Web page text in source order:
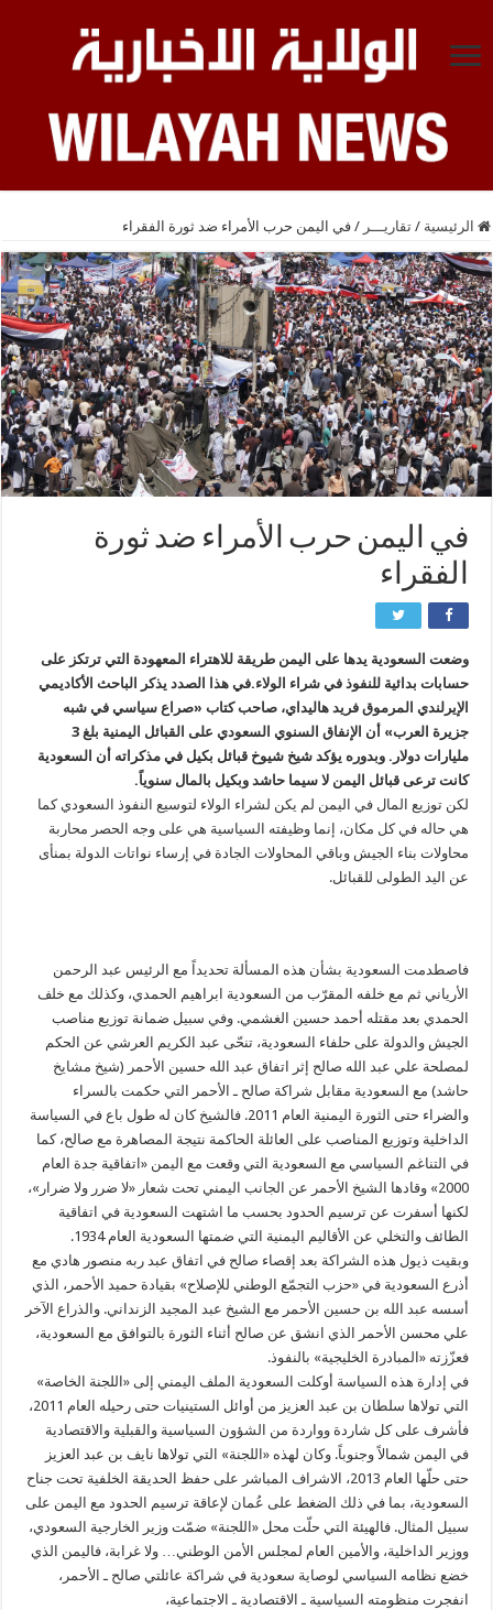
الرئيسية / تقاريـــر / في اليمن حرب الأمراء ضد ثورة الفقراء
في اليمن حرب الأمراء ضد ثورة
الفقراء
وضعت السعودية يدها على اليمن طريقة للاهتراء المعهودة التي ترتكز على
حسابات بدائية للنفوذ في شراء الولاء.في هذا الصدد يذكر الباحث الأكاديمي
الإيرلندي المرموق فريد هاليداي، صاحب كتاب «صراع سياسي في شبه
جزيرة العرب» أن الإنفاق السنوي السعودي على القبائل اليمنية بلغ 3
مليارات دولار. وبدوره يؤكد شيخ شيوخ قبائل بكيل في مذكراته أن السعودية
كانت ترعى قبائل اليمن لا سيما حاشد وبكيل بالمال سنوياً.
لكن توزيع المال في اليمن لم يكن لشراء الولاء لتوسيع النفوذ السعودي كما
هي حاله في كل مكان، إنما وظيفته السياسية هي على وجه الحصر محاربة
محاولات بناء الجيش وباقي المحاولات الجادة في إرساء نواتات الدولة بمنأى
عن اليد الطولى للقبائل.
فاصطدمت السعودية بشأن هذه المسألة تحديداً مع الرئيس عبد الرحمن
الأرياني ثم مع خلفه المقرّب من السعودية ابراهيم الحمدي، وكذلك مع خلف
الحمدي بعد مقتله أحمد حسين الغشمي. وفي سبيل ضمانة توزيع مناصب
الجيش والدولة على حلفاء السعودية، تنحّى عبد الكريم العرشي عن الحكم
لمصلحة علي عبد الله صالح إثر اتفاق عبد الله حسين الأحمر (شيخ مشايخ
حاشد) مع السعودية مقابل شراكة صالح ـ الأحمر التي حكمت بالسراء
والضراء حتى الثورة اليمنية العام 2011. فالشيخ كان له طول باع في السياسة
الداخلية وتوزيع المناصب على العائلة الحاكمة نتيجة المصاهرة مع صالح، كما
في التناغم السياسي مع السعودية التي وقعت مع اليمن «اتفاقية جدة العام
2000» وقادها الشيخ الأحمر عن الجانب اليمني تحت شعار «لا ضرر ولا ضرار»،
لكنها أسفرت عن ترسيم الحدود بحسب ما اشتهت السعودية في اتفاقية
الطائف والتخلي عن الأقاليم اليمنية التي ضمتها السعودية العام 1934.
وبقيت ذيول هذه الشراكة بعد إقصاء صالح في اتفاق عبد ربه منصور هادي مع
أذرع السعودية في «حزب التجمّع الوطني للإصلاح» بقيادة حميد الأحمر، الذي
أسسه عبد الله بن حسين الأحمر مع الشيخ عبد المجيد الزنداني. والذراع الآخر
علي محسن الأحمر الذي انشق عن صالح أثناء الثورة بالتوافق مع السعودية،
فعزّزته «المبادرة الخليجية» بالنفوذ.
في إدارة هذه السياسة أوكلت السعودية الملف اليمني إلى «اللجنة الخاصة»
التي تولاها سلطان بن عبد العزيز من أوائل الستينيات حتى رحيله العام 2011،
فأشرف على كل شاردة وواردة من الشؤون السياسية والقبلية والاقتصادية
في اليمن شمالاً وجنوباً. وكان لهذه «اللجنة» التي تولاها نايف بن عبد العزيز
حتى حلّها العام 2013، الاشراف المباشر على حفظ الحديقة الخلفية تحت جناح
السعودية، بما في ذلك الضغط على عُمان لإعاقة ترسيم الحدود مع اليمن على
سبيل المثال. فالهيئة التي حلّت محل «اللجنة» ضمّت وزير الخارجية السعودي،
ووزير الداخلية، والأمين العام لمجلس الأمن الوطني… ولا غرابة، فاليمن الذي
خضع نظامه السياسي لوصاية سعودية في شراكة عائلتي صالح ـ الأحمر،
انفجرت منظومته السياسية ـ الاقتصادية ـ الاجتماعية،